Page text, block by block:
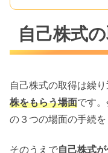
自己株式
自己株式の取得は繰り
株をもらう場面です
の３つの場面の手続を
そのうえで自己株式